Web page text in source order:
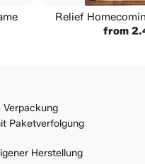
Relief
from
Verpackung
Paketverfolgung
Herstellung